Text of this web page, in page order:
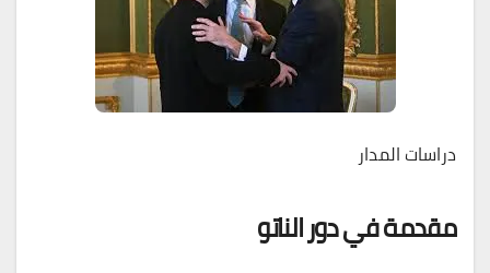
دراسات المدار
مقدمة في دور الناتو